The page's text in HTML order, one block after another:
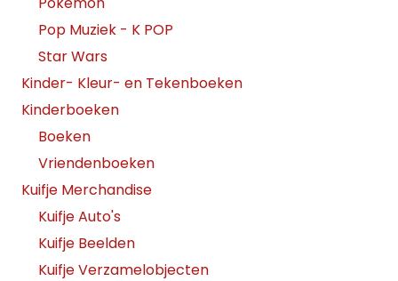
Pop Muziek - K POP
Star Wars
Kinder- Kleur- en Tekenboeken
Kinderboeken
Boeken
Vriendenboeken
Kuifje Merchandise
Kuifje Auto's
Kuifje Beelden
Kuifje Verzamelobjecten